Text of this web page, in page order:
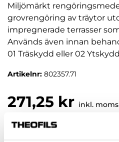
Miljömärkt
grovrengöring av träytor
impregnerade terrasser
Används även innan
01 Träskydd eller 02
Artikelnr: 802357.71
271,25 kr inkl. moms
Pris / 1 förp: 271,25 kr